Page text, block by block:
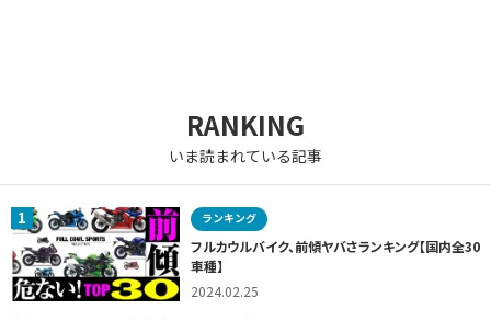
RANKING
いま読まれている記事
1 ランキング
フルカウルバイク、前傾ヤバさランキング【国内全30
車種】
2024.02.25